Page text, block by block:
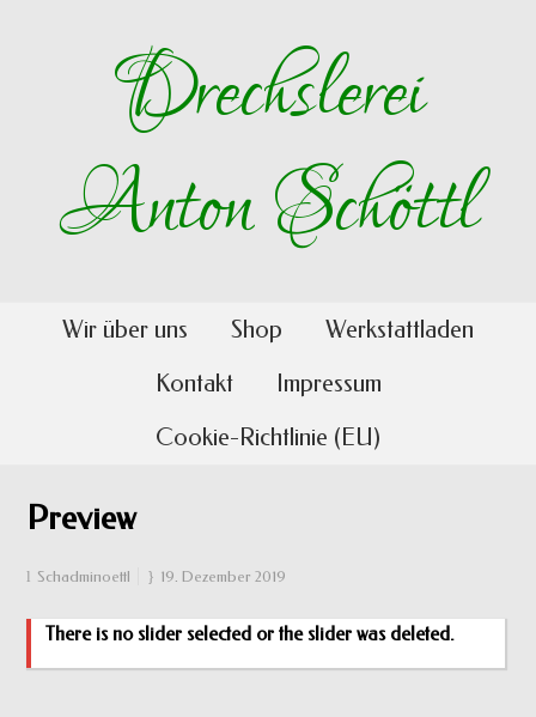
Drechslerei
Anton Schöttl
Wir über uns Shop
Werkstattladen
Kontakt
Impressum
Cookie-Richtlinie (EU)
Preview
Schadminoettl 19. Dezember 2019
There is no slider selected or the slider was deleted.